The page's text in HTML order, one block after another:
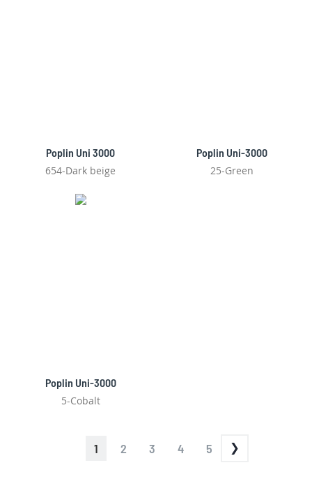
Poplin Uni 3000
654-Dark beige
Poplin Uni-3000
25-Green
Poplin Uni-3000
5-Cobalt
JE
1 PAGINA
2 PAGINA
3 PAGINA
4 PAGINA
5